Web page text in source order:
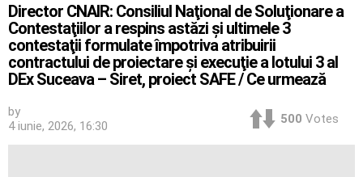
Director CNAIR: Consiliul Naţional de Soluţionare a
Contestaţiilor a respins astăzi şi ultimele 3
contestaţii formulate împotriva atribuirii
contractului de proiectare şi execuţie a lotului 3 al
DEx Suceava – Siret, proiect SAFE / Ce urmează
by
4 iunie, 2026, 16:30
500 Votes